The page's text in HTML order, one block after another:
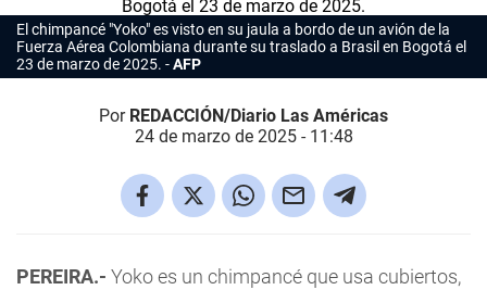
El chimpancé "Yoko" es visto en su jaula a bordo de un avión de la
Fuerza Aérea Colombiana durante su traslado a Brasil en Bogotá el
23 de marzo de 2025.
AFP
Por REDACCIÓN/Diario Las Américas
24 de marzo de 2025 - 11:48
PEREIRA.- Yoko es un chimpancé que usa cubiertos,